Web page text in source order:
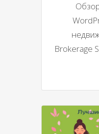
Brokerage